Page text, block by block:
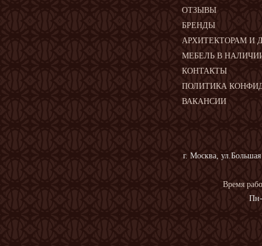
ОТЗЫВЫ
БРЕНДЫ
АРХИТЕКТОРАМ И
МЕБЕЛЬ В
КОНТАКТЫ
ПОЛИТИКА
ВАКАНСИИ
г. Москва, ул.Большая
Время
Пн-